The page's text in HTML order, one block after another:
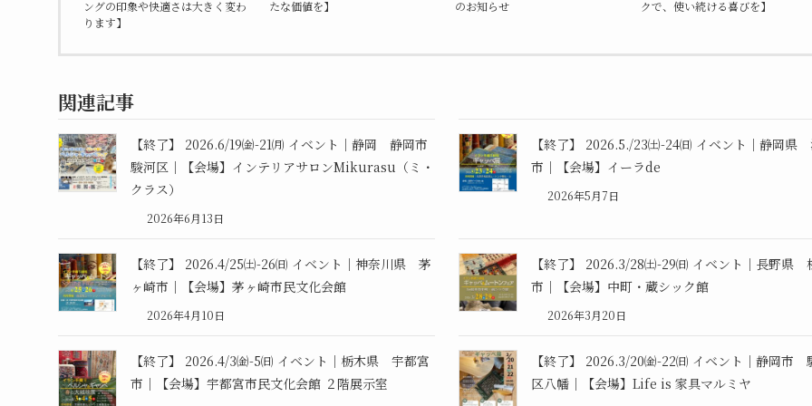
ングの印象や快適さは大きく変わ
ります】
たな価値を】
のお知らせ
クで、使い続ける喜びを】
関連記事
【終了】 2026.6/19㈮-21㈪ イベント｜静岡 静岡市
駿河区｜【会場】インテリアサロンMikurasu（ミ・
クラス）
2026年6月13日
【終了】 2026.5./23㈯-24㈰ イベント｜静岡県
市｜【会場】イーラde
2026年5月7日
【終了】 2026.4/25㈯-26㈰ イベント｜神奈川県 茅
ヶ崎市｜【会場】茅ヶ崎市民文化会館
2026年4月10日
【終了】 2026.3/28㈯-29㈰ イベント｜長野県
市｜【会場】中町・蔵シック館
2026年3月20日
【終了】 2026.4/3㈮-5㈰ イベント｜栃木県 宇都宮
市｜【会場】宇都宮市民文化会館 ２階展示室
【終了】 2026.3/20㈮-22㈰ イベント｜静岡市
区八幡｜【会場】Life is 家具マルミヤ